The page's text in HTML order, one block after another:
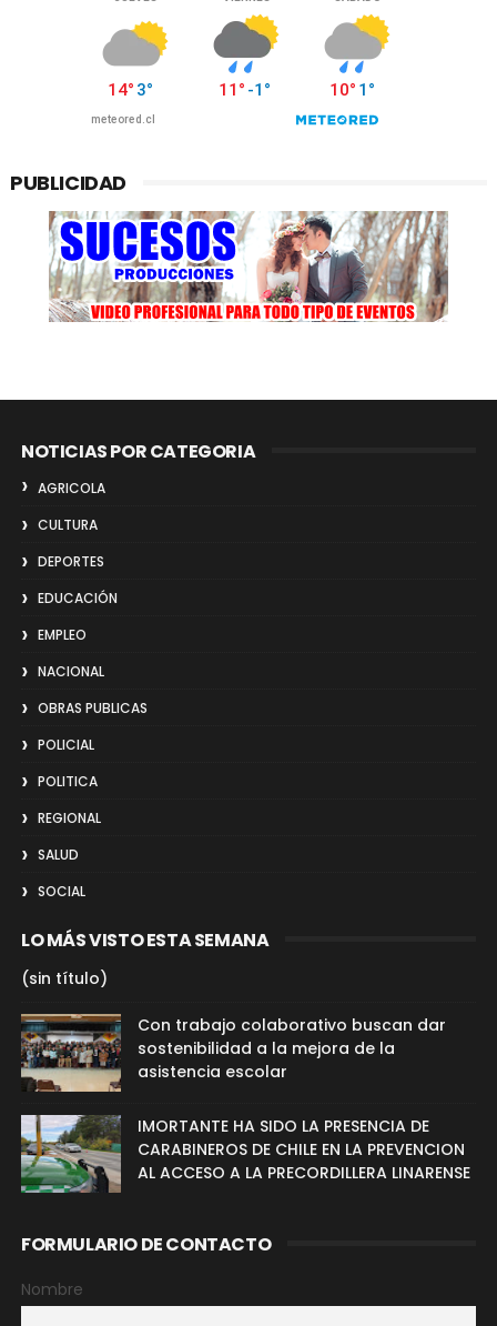
PUBLICIDAD
NOTICIAS POR CATEGORIA
AGRICOLA
CULTURA
DEPORTES
EDUCACIÓN
EMPLEO
NACIONAL
OBRAS PUBLICAS
POLICIAL
POLITICA
REGIONAL
SALUD
SOCIAL
LO MÁS VISTO ESTA SEMANA
(sin título)
Con trabajo colaborativo buscan dar
sostenibilidad a la mejora de la
asistencia escolar
IMORTANTE HA SIDO LA PRESENCIA DE
CARABINEROS DE CHILE EN LA PREVENCION
AL ACCESO A LA PRECORDILLERA LINARENSE
FORMULARIO DE CONTACTO
Nombre